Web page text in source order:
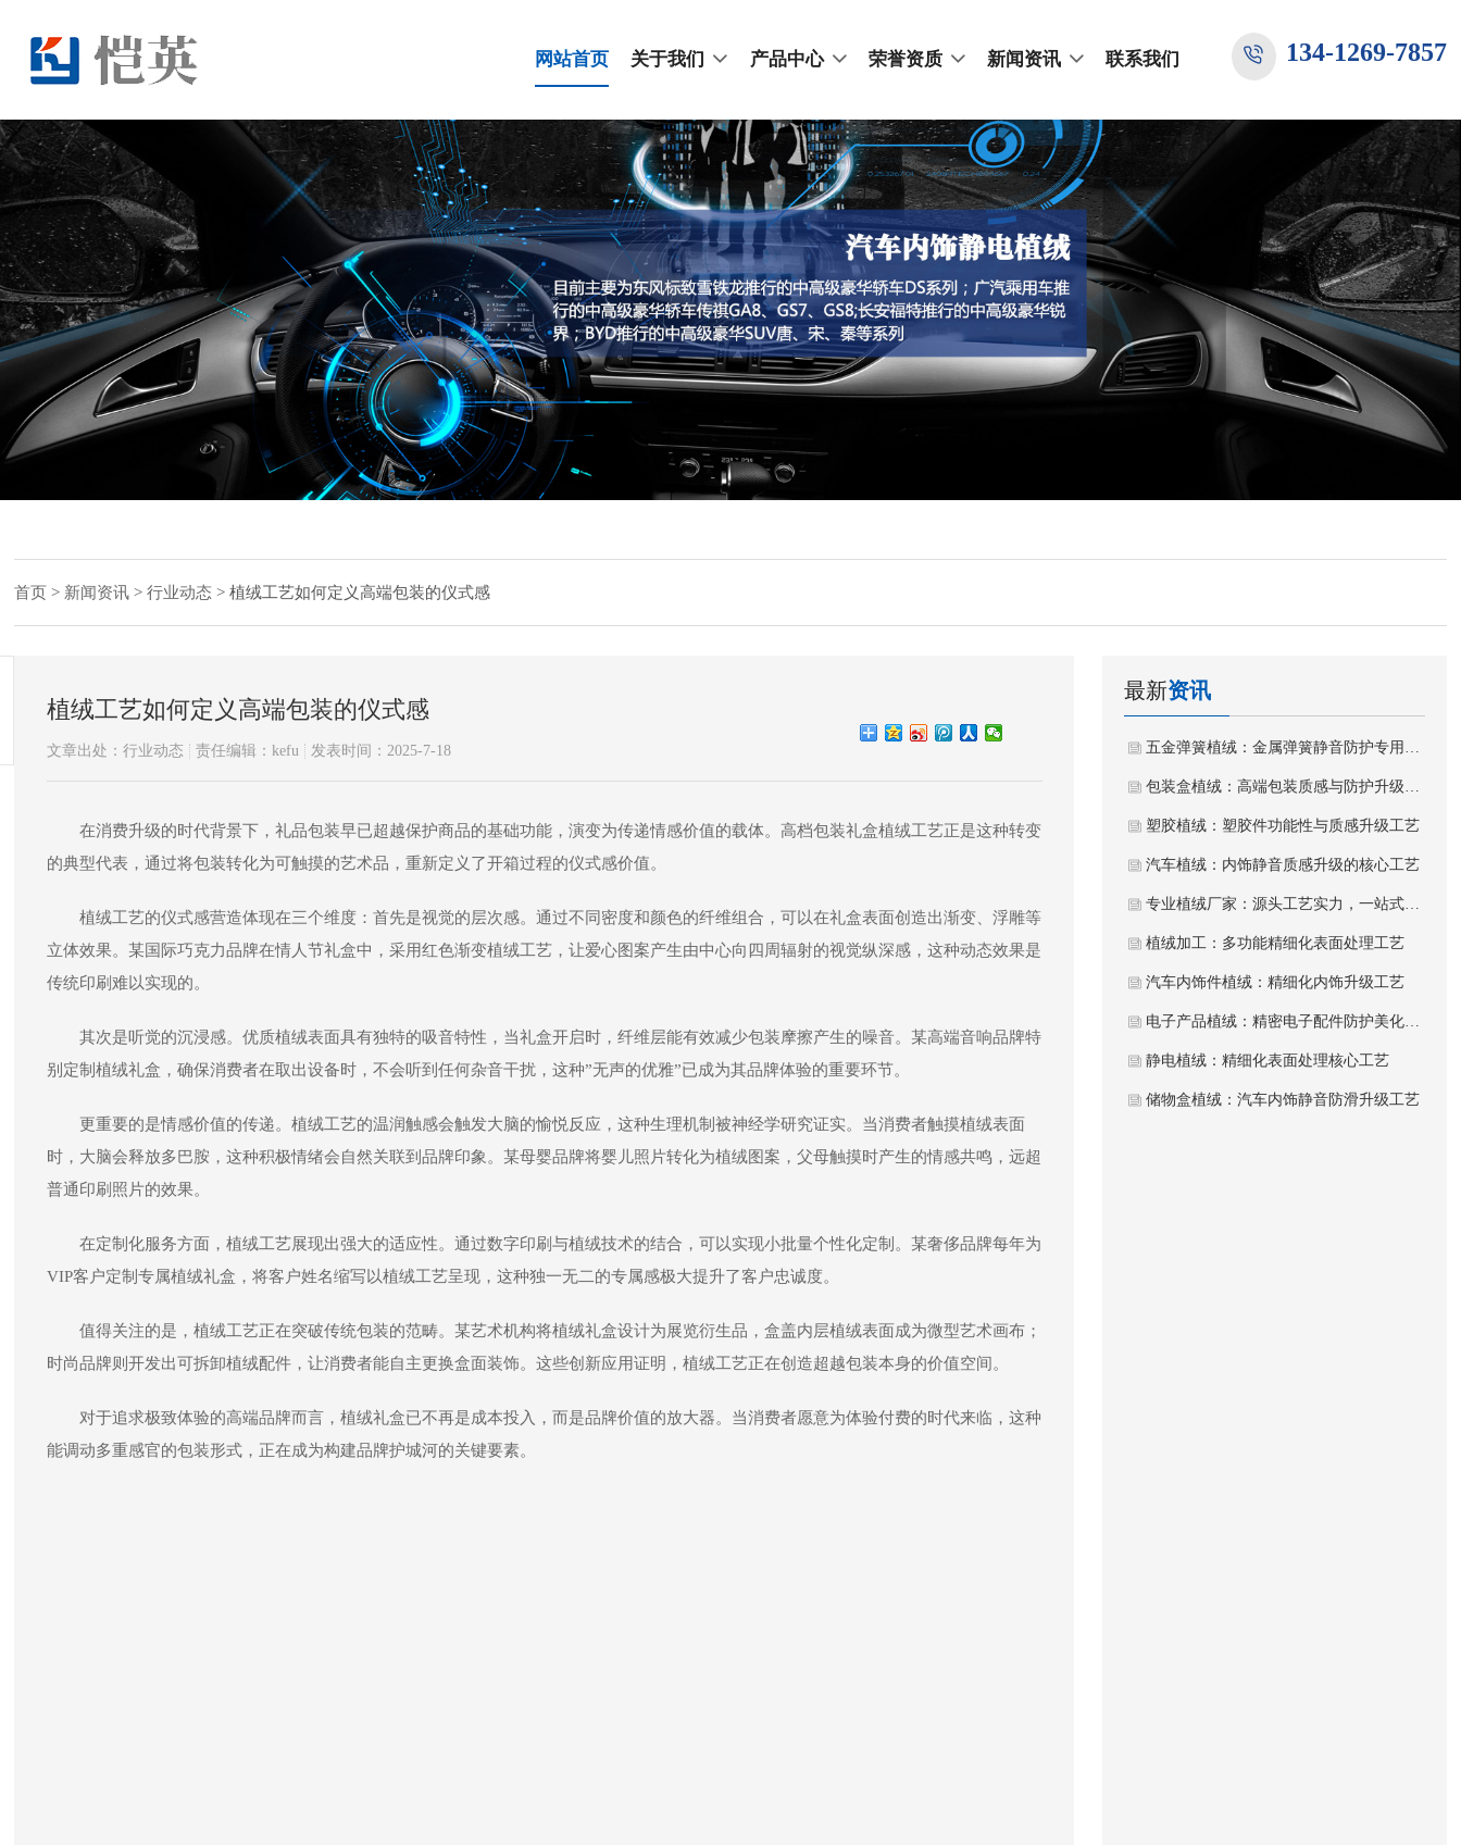
网站首页 关于我们 产品中心 荣誉资质 新闻资讯 联系我们 134-1269-7857
首页 > 新闻资讯 >行业动态 >植绒工艺如何定义高端包装的仪式感
植绒工艺如何定义高端包装的仪式感
文章出处：行业动态 责任编辑：kefu 发表时间：2025-7-18
在消费升级的时代背景下，礼品包装早已超越保护商品的基础功能，演变为传递情感价值的载体。高档包装礼盒植绒工艺正是这种转变
的典型代表，通过将包装转化为可触摸的艺术品，重新定义了开箱过程的仪式感价值。
植绒工艺的仪式感营造体现在三个维度：首先是视觉的层次感。通过不同密度和颜色的纤维组合，可以在礼盒表面创造出渐变、浮雕等
立体效果。某国际巧克力品牌在情人节礼盒中，采用红色渐变植绒工艺，让爱心图案产生由中心向四周辐射的视觉纵深感，这种动态效果是
传统印刷难以实现的。
其次是听觉的沉浸感。优质植绒表面具有独特的吸音特性，当礼盒开启时，纤维层能有效减少包装摩擦产生的噪音。某高端音响品牌特
别定制植绒礼盒，确保消费者在取出设备时，不会听到任何杂音干扰，这种”无声的优雅”已成为其品牌体验的重要环节。
更重要的是情感价值的传递。植绒工艺的温润触感会触发大脑的愉悦反应，这种生理机制被神经学研究证实。当消费者触摸植绒表面
时，大脑会释放多巴胺，这种积极情绪会自然关联到品牌印象。某母婴品牌将婴儿照片转化为植绒图案，父母触摸时产生的情感共鸣，远超
普通印刷照片的效果。
在定制化服务方面，植绒工艺展现出强大的适应性。通过数字印刷与植绒技术的结合，可以实现小批量个性化定制。某奢侈品牌每年为
VIP客户定制专属植绒礼盒，将客户姓名缩写以植绒工艺呈现，这种独一无二的专属感极大提升了客户忠诚度。
值得关注的是，植绒工艺正在突破传统包装的范畴。某艺术机构将植绒礼盒设计为展览衍生品，盒盖内层植绒表面成为微型艺术画布；
时尚品牌则开发出可拆卸植绒配件，让消费者能自主更换盒面装饰。这些创新应用证明，植绒工艺正在创造超越包装本身的价值空间。
对于追求极致体验的高端品牌而言，植绒礼盒已不再是成本投入，而是品牌价值的放大器。当消费者愿意为体验付费的时代来临，这种
能调动多重感官的包装形式，正在成为构建品牌护城河的关键要素。
最新资讯
五金弹簧植绒：金属弹簧静音防护专用植绒工艺
包装盒植绒：高端包装质感与防护升级工艺
塑胶植绒：塑胶件功能性与质感升级工艺
汽车植绒：内饰静音质感升级的核心工艺
专业植绒厂家：源头工艺实力，一站式植绒加工服务
植绒加工：多功能精细化表面处理工艺
汽车内饰件植绒：精细化内饰升级工艺
电子产品植绒：精密电子配件防护美化工艺
静电植绒：精细化表面处理核心工艺
储物盒植绒：汽车内饰静音防滑升级工艺